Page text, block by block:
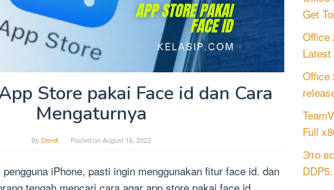
Store pakai Face id dan Cara
Mengaturnya
By Dendi Posted onAugust 16, 2022
pengguna iPhone, pasti ingin menggunakan fitur face id. dan
Gеt
Office
Office
Full
Это